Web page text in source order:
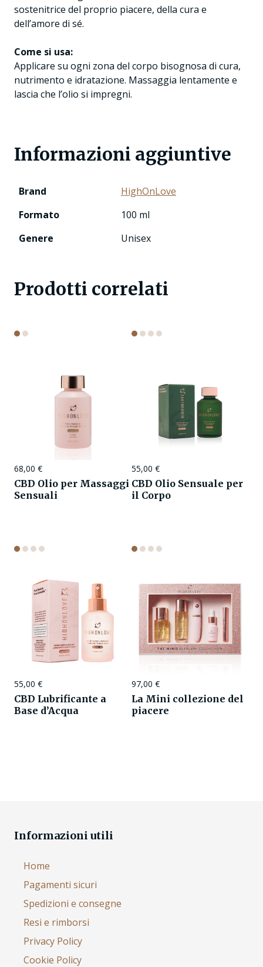
sostenitrice del proprio piacere, della cura e
dell’amore di sé.
Come si usa:
Applicare su ogni zona del corpo bisognosa di cura,
nutrimento e idratazione. Massaggia lentamente e
lascia che l’olio si impregni.
Informazioni aggiuntive
Brand
HighOnLove
Formato
100 ml
Genere
Unisex
Prodotti correlati
68,00 €
CBD Olio per Massaggi
Sensuali
55,00 €
CBD Olio Sensuale per
il Corpo
55,00 €
CBD Lubrificante a
Base d’Acqua
97,00 €
La Mini collezione del
piacere
Informazioni utili
Home
Pagamenti sicuri
Spedizioni e consegne
Resi e rimborsi
Privacy Policy
Cookie Policy